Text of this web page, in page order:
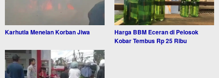
Karhutla Menelan Korban Jiwa
Harga BBM Eceran di Pelosok
Kobar Tembus Rp 25 Ribu